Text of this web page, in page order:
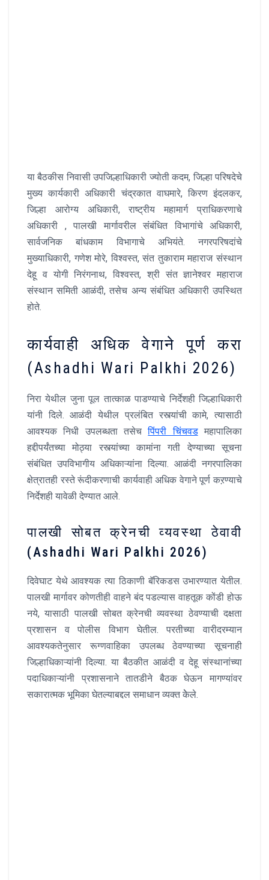
या बैठकीस निवासी उपजिल्हाधिकारी ज्योती कदम, जिल्हा परिषदेचे
मुख्य कार्यकारी अधिकारी चंद्रकात वाघमारे, किरण इंदलकर,
जिल्हा आरोग्य अधिकारी, राष्ट्रीय महामार्ग प्राधिकरणाचे
अधिकारी , पालखी मार्गावरील संंबंधित विभागांचे अधिकारी,
सार्वजनिक बांधकाम विभागाचे अभियंते. नगरपरिषदांचे
मुख्याधिकारी, गणेश मोरे, विश्वस्त, संत तुकाराम महाराज संस्थान
देहू व योगी निरंगनाथ, विश्वस्त, श्री संत ज्ञानेश्वर महाराज
संस्थान समिती आळंदी, तसेच अन्य संबंधित अधिकारी उपस्थित
होते.
कार्यवाही अधिक वेगाने पूर्ण करा
(Ashadhi Wari Palkhi 2026)
निरा येथील जुना पूल तात्काळ पाडण्याचे निर्देशही जिल्हाधिकारी
यांनी दिले. आळंदी येथील प्रलंबित रस्त्यांची कामे, त्यासाठी
आवश्यक निधी उपलब्धता तसेचपिंपरी चिंचवडमहापालिका
हद्दीपर्यंतच्या मोठ्या रस्त्यांच्या कामांना गती देण्याच्या सूचना
संबंधित उपविभागीय अधिकाऱ्यांना दिल्या. आळंदी नगरपालिका
क्षेत्रातही रस्ते रूंदीकरणाची कार्यवाही अधिक वेगाने पूर्ण कऱण्याचे
निर्देशही यावेळी देण्यात आले.
पालखी सोबत क्रेनची व्यवस्था ठेवावी
(Ashadhi Wari Palkhi 2026)
दिवेघाट येथे आवश्यक त्या ठिकाणी बॅरिकडस उभारण्यात येतील.
पालखी मार्गावर कोणतीही वाहने बंद पडल्यास वाहतूक कोंडी होऊ
नये, यासाठी पालखी सोबत क्रेनची व्यवस्था ठेवण्याची दक्षता
प्रशासन व पोलीस विभाग घेतील. परतीच्या वारीदरम्यान
आवश्यकतेनुसार रूग्णवाहिका उपलब्ध ठेवण्याच्या सूचनाही
जिल्हाधिकाऱ्यांनी दिल्या. या बैठकीत आळंदी व देहू संस्थानांच्या
पदाधिकाऱ्यांनी प्रशासनाने तातडीने बैठक घेऊन मागण्यांवर
सकारात्मक भूमिका घेतल्याबद्दल समाधान व्यक्त केेले.